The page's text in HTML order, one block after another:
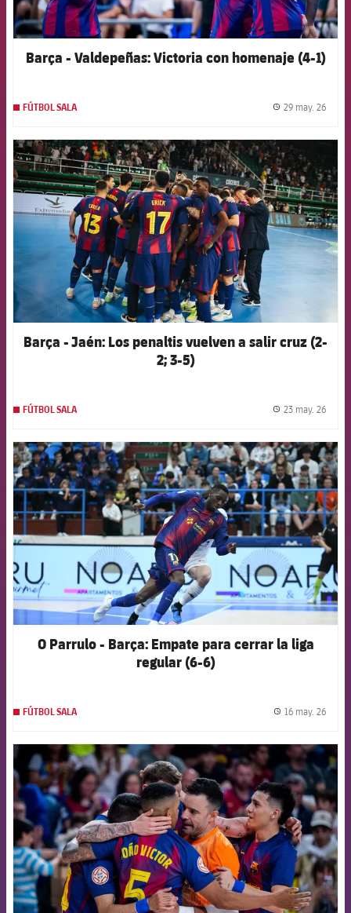
Barça - Valdepeñas: Victoria con homenaje (4-1)
FÚTBOL SALA 29 may. 26
FCB Barcelona badge
Barça - Jaén: Los penaltis vuelven a salir cruz (2-
2; 3-5)
FÚTBOL SALA 23 may. 26
FCB Barcelona badge
O Parrulo - Barça: Empate para cerrar la liga
regular (6-6)
FÚTBOL SALA 16 may. 26
FCB Barcelona badge